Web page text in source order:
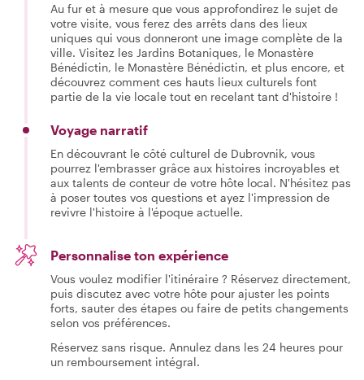
Au fur et à mesure que vous approfondirez le sujet de
votre visite, vous ferez des arrêts dans des lieux
uniques qui vous donneront une image complète de la
ville. Visitez les Jardins Botaniques, le Monastère
Bénédictin, le Monastère Bénédictin, et plus encore, et
découvrez comment ces hauts lieux culturels font
partie de la vie locale tout en recelant tant d'histoire !
Voyage narratif
En découvrant le côté culturel de Dubrovnik, vous
pourrez l'embrasser grâce aux histoires incroyables et
aux talents de conteur de votre hôte local. N'hésitez pas
à poser toutes vos questions et ayez l'impression de
revivre l'histoire à l'époque actuelle.
Personnalise ton expérience
Vous voulez modifier l'itinéraire ? Réservez directement,
puis discutez avec votre hôte pour ajuster les points
forts, sauter des étapes ou faire de petits changements
selon vos préférences.
Réservez sans risque. Annulez dans les 24 heures pour
un remboursement intégral.